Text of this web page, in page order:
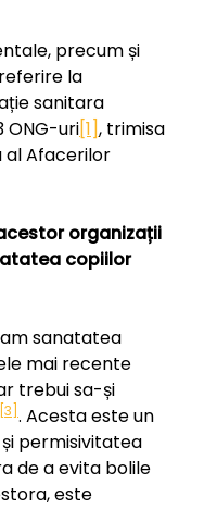
precum și
la
sanitara
ONG-uri[1], trimisa
al Afacerilor
organizații
copiilor
sanatatea
mai recente
trebui sa-și
[3] . Acesta este un
permisivitatea
de a evita bolile
este